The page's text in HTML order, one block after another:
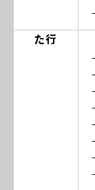
た行